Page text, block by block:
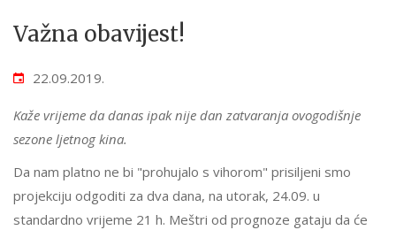
Važna obavijest!
22.09.2019.
Kaže vrijeme da danas ipak nije dan zatvaranja ovogodišnje
sezone ljetnog kina.
Da nam platno ne bi "prohujalo s vihorom" prisiljeni smo
projekciju odgoditi za dva dana, na utorak, 24.09. u
standardno vrijeme 21 h. Meštri od prognoze gataju da će